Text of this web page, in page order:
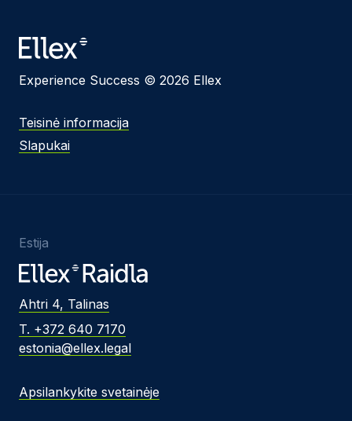
Experience Success © 2026 Ellex
Teisinė informacija
Slapukai
Estija
Ahtri 4, Talinas
T. +372 640 7170
estonia@ellex.legal
Apsilankykite svetainėje